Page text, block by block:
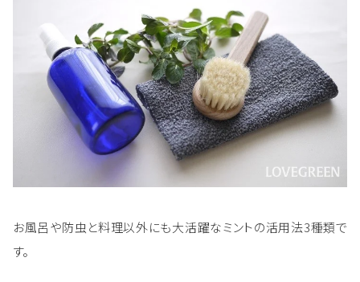
お風呂や防虫と料理以外にも大活躍なミントの活用法3種類で
す。